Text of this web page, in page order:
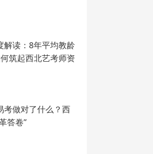
解读：8年平均教龄
筑起西北艺考师资
考做对了什么？西
答卷”